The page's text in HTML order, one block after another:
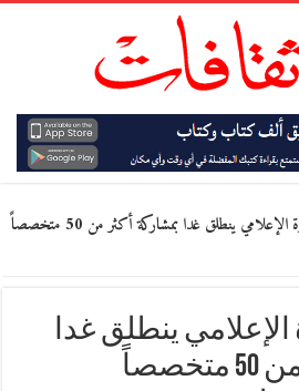
ملتقى الفجيرة الإعلامي ينطلق غدا بمشاركة أكثر من 50 متخصصاً
ينطلق غدا
بمشاركة أكثر من 50 متخصصاً